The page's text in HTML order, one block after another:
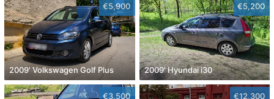
€5,900
2009' Volkswagen Golf Plus
€5,200
2009' Hyundai i30
€3,500 €12,300